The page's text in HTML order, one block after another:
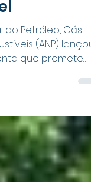
postos de
do Petróleo, Gás
que promete
motorista
Trata-
VC – Postos",
e voltado
a um dos
frequentes e